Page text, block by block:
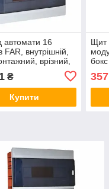
автомати 16
FAR, внутрішній,
врізний,
прихований
₴
Купити
Щит